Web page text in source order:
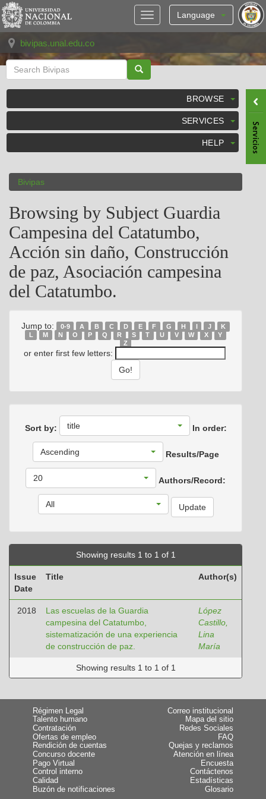
Skip
navigation
Language
bivipas.unal.edu.co
BROWSE
SERVICES
HELP
Bivipas
Browsing by Subject Guardia
Campesina del Catatumbo,
Acción sin daño, Construcción
de paz, Asociación campesina
del Catatumbo.
Jump to: 0-9 A B C D E F G H I J
K
L
M N O P Q R S T U V W X
Y
Z
or enter first few letters:
Sort by: title In order:
Ascending Results/Page
20 Authors/Record:
All
Showing results 1 to 1 of 1
Issue
Date
Title Author(s)
2018
Las escuelas de la Guardia
campesina del Catatumbo,
sistematización de una experiencia
de construcción de paz.
López
Castillo,
Lina
María
Showing results 1 to 1 of 1
Régimen Legal
Talento humano
Contratación
Ofertas de empleo
Rendición de cuentas
Concurso docente
Pago Virtual
Control interno
Calidad
Buzón de notificaciones
Correo institucional
Mapa del sitio
Redes Sociales
FAQ
Quejas y reclamos
Atención en línea
Encuesta
Contáctenos
Estadísticas
Glosario